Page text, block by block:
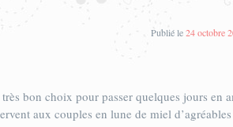
Publié le 24 octobre
bon choix pour passer quelques jours en
aux couples en lune de miel